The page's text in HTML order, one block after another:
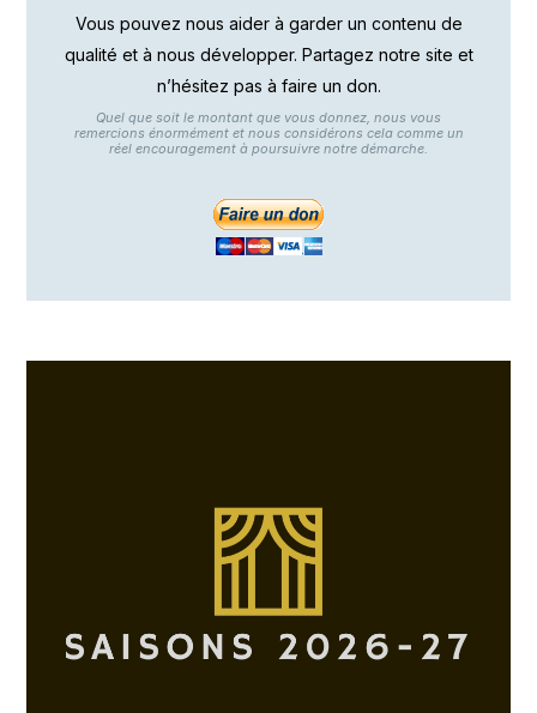
Vous pouvez nous aider à garder un contenu de
qualité et à nous développer. Partagez notre site et
n’hésitez pas à faire un don.
Quel que soit le montant que vous donnez, nous vous
remercions énormément et nous considérons cela comme un
réel encouragement à poursuivre notre démarche.